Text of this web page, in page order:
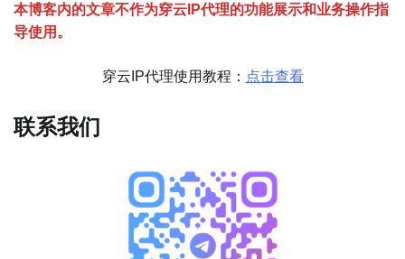
本博客内的文章不作为穿云 P代理的功能展示和业务操作指
导使用。
穿云IP代理使用教程： 点击查看
联系我们